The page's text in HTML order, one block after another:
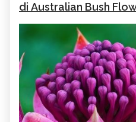
di Australian Bush